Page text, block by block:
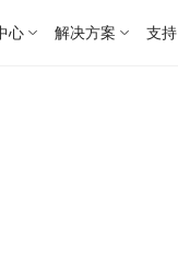
心 解决方案 支持